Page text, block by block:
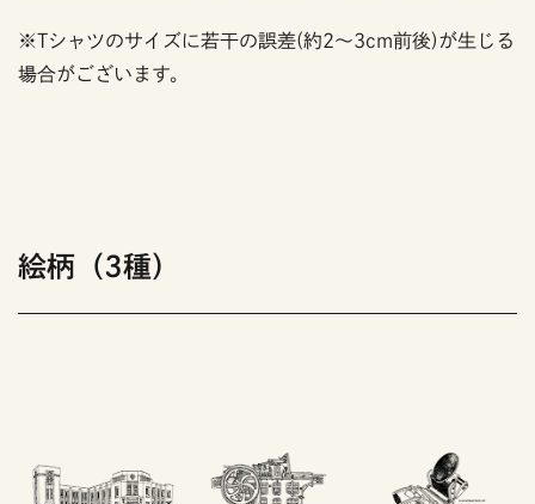
※Tシャツのサイズに若干の誤差(約2～3cm前後)が生じる
場合がございます。
絵柄（3種）